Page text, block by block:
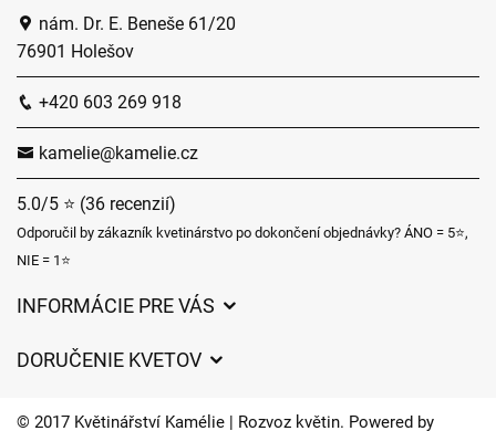
nám. Dr. E. Beneše 61/20
76901 Holešov
+420 603 269 918
kamelie@kamelie.cz
5.0/5 ⭐ (36 recenzií)
Odporučil by zákazník kvetinárstvo po dokončení objednávky? ÁNO = 5⭐,
NIE = 1⭐
INFORMÁCIE PRE VÁS
Časy doručenia kvetov – prehľad možností
DORUČENIE KVETOV
© 2017 Květinářství Kamélie | Rozvoz květin. Powered by